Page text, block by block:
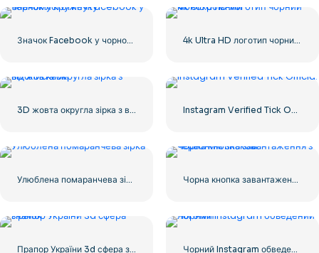
Значок Facebook у чорному кружечку 4k Ultra HD логотип чорний монохромний
3D жовта округла зірка з відблисками Instagram Verified Tick Official
Улюблена помаранчева зірка Чорна кнопка завантаження з червоним знаком
Прапор України 3d сфера значок Чорний Instagram обведений логотип